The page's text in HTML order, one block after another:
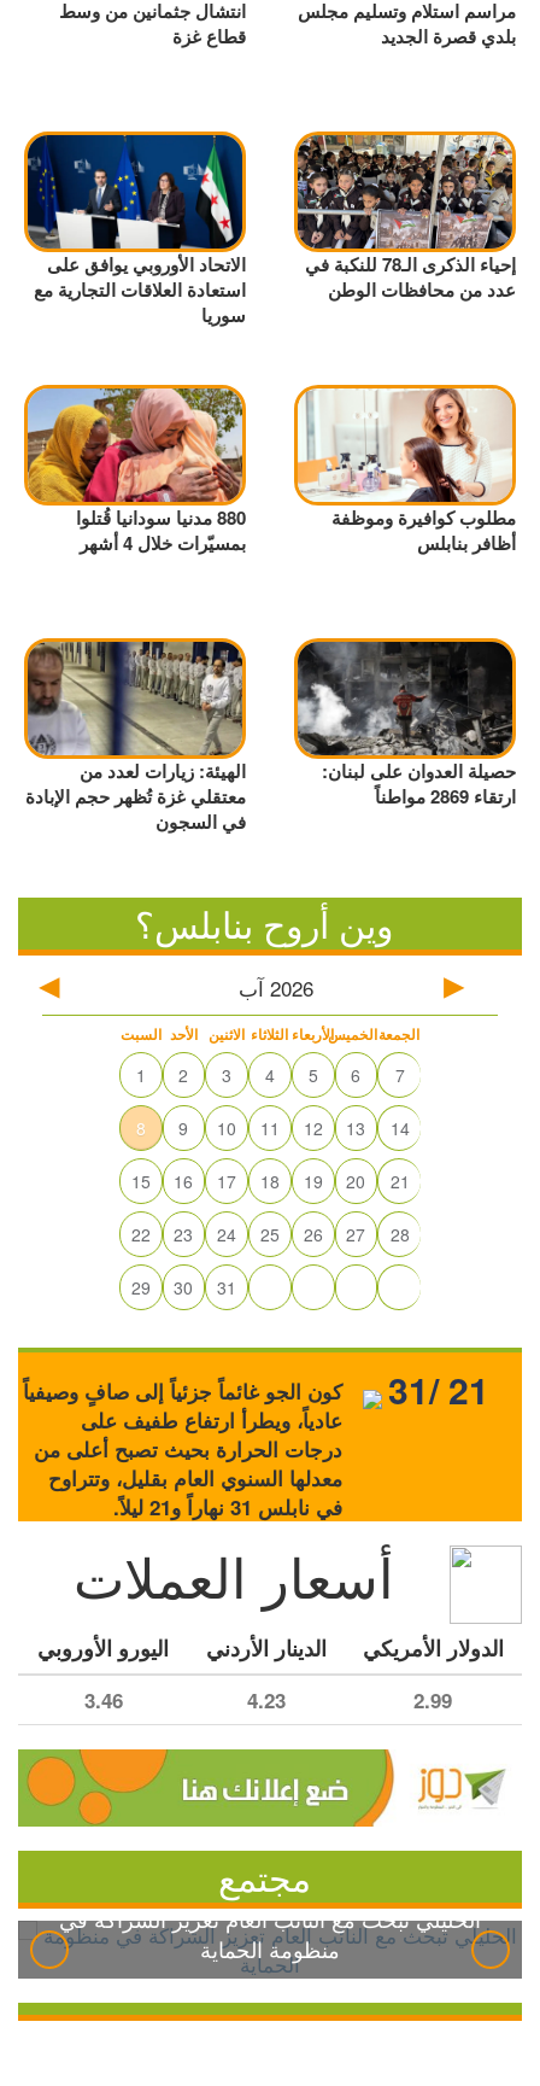
مراسم استلام وتسليم مجلس
بلدي قصرة الجديد
انتشال جثمانين من وسط
قطاع غزة
إحياء الذكرى الـ78 للنكبة في
عدد من محافظات الوطن
الاتحاد الأوروبي يوافق على
استعادة العلاقات التجارية مع
سوريا
مطلوب كوافيرة وموظفة
أظافر بنابلس
880 مدنيا سودانيا قُتلوا
بمسيّرات خلال 4 أشهر
حصيلة العدوان على لبنان:
ارتقاء 2869 مواطناً
الهيئة: زيارات لعدد من
معتقلي غزة تُظهر حجم الإبادة
في السجون
وين أروح بنابلس؟
2026 آب
السبت الأحد الاثنين الثلاثاء الأربعاءالخميسالجمعة
1 2 3 4 5 6 7
8 9 10 11 12 13 14
15 16 17 18 19 20 21
22 23 24 25 26 27 28
29 30 31
كون الجو غائماً جزئياً إلى صافٍ وصيفياً
عادياً، ويطرأ ارتفاع طفيف على
درجات الحرارة بحيث تصبح أعلى من
معدلها السنوي العام بقليل، وتتراوح
في نابلس 31 نهاراً و21 ليلاً.
31/ 21
أسعار العملات
الدولار الأمريكي الدينار الأردني اليورو الأوروبي
2.99
4.23
3.46
مجتمع
الخليلي تبحث مع النائب العام تعزيز الشراكة في
منظومة الحماية